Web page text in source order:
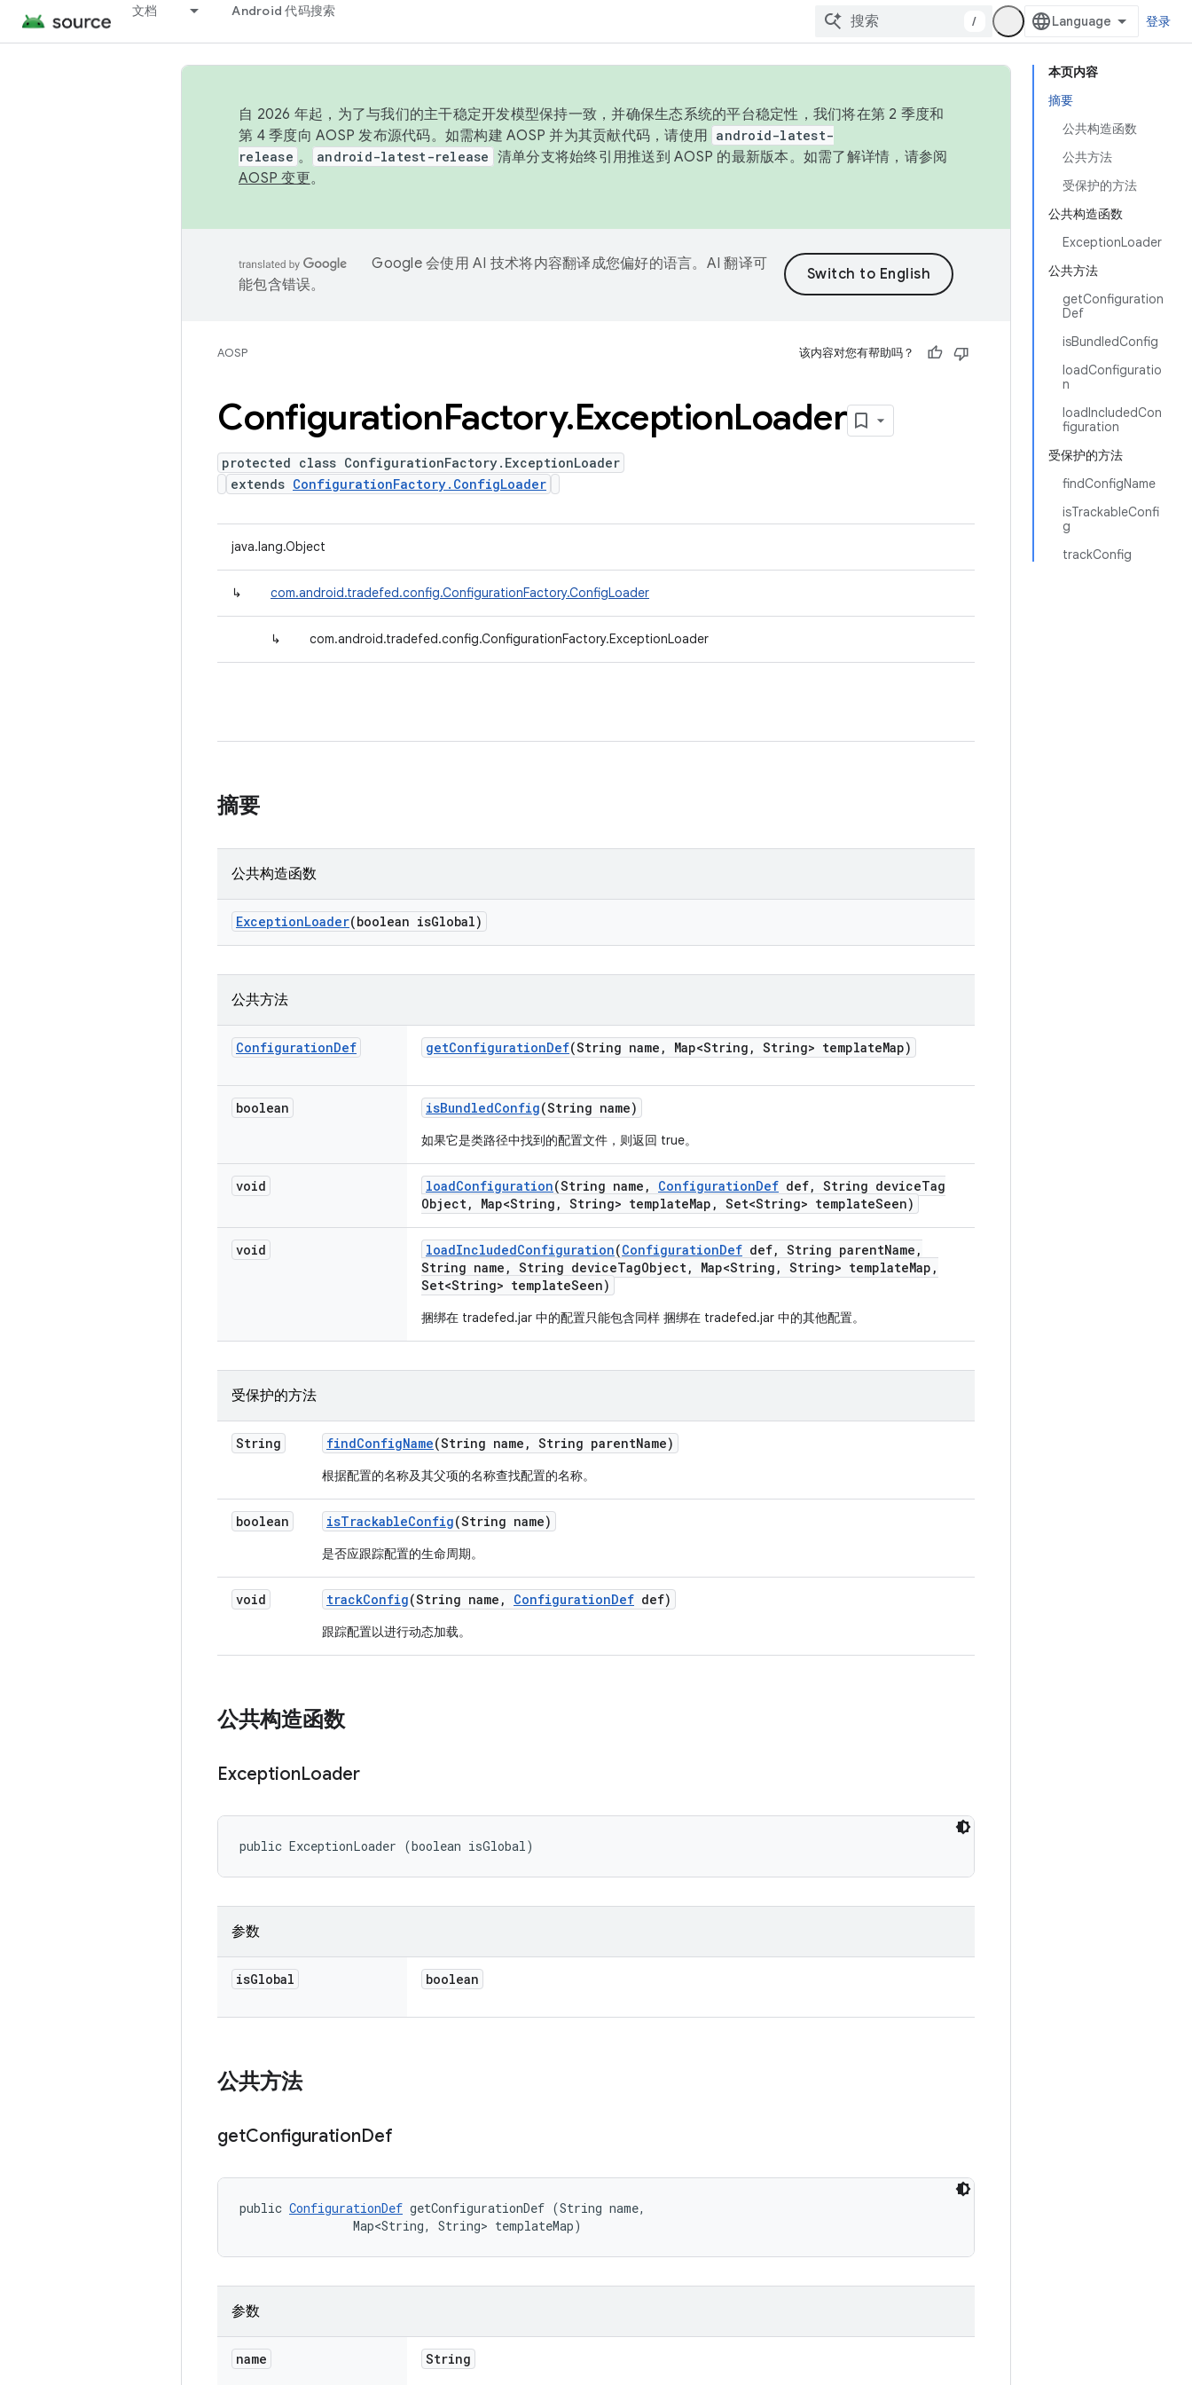
文档 Android 代码搜索
/ 登录
本页内容
摘要
公共构造函数
公共方法
受保护的方法
公共构造函数
ExceptionLoader
公共方法
getConfiguration
Def
isBundledConfig
loadConfiguratio
n
loadIncludedCon
figuration
受保护的方法
findConfigName
isTrackableConfi
g
trackConfig
自 2026 年起，为了与我们的主干稳定开发模型保持一致，并确保生态系统的平台稳定性，我们将在第 2 季度和
第 4 季度向 AOSP 发布源代码。如需构建 AOSP 并为其贡献代码，请使用 android-latest-
release 。 android-latest-release 清单分支将始终引用推送到 AOSP 的最新版本。如需了解详情，请参阅
AOSP 变更。
Google 会使用 AI 技术将内容翻译成您偏好的语言。AI 翻译可
能包含错误。
AOSP 该内容对您有帮助吗？
ConfigurationFactory.ExceptionLoader
protected class ConfigurationFactory.ExceptionLoader
extends ConfigurationFactory.ConfigLoader
java.lang.Object
↳ com.android.tradefed.config.ConfigurationFactory.ConfigLoader
↳ com.android.tradefed.config.ConfigurationFactory.ExceptionLoader
摘要
公共构造函数
ExceptionLoader(boolean isGlobal)
公共方法
ConfigurationDef getConfigurationDef(String name , Map<String , String> templateMap)
boolean isBundledConfig(String name)
如果它是类路径中找到的配置文件，则返回 true。
void loadConfiguration(String name , ConfigurationDef def, String deviceTag
Object, Map<String , String> templateMap , Set<String> templateSeen)
void loadIncludedConfiguration(ConfigurationDef def, String parentName ,
String name , String deviceTagObject, Map<String , String> templateMap ,
Set<String> templateSeen)
捆绑在 tradefed.jar 中的配置只能包含同样 捆绑在 tradefed.jar 中的其他配置。
受保护的方法
String findConfigName(String name , String parentName)
根据配置的名称及其父项的名称查找配置的名称。
boolean isTrackableConfig(String name)
是否应跟踪配置的生命周期。
void trackConfig(String name , ConfigurationDef def)
跟踪配置以进行动态加载。
公共构造函数
ExceptionLoader
public ExceptionLoader (boolean isGlobal)
参数
isGlobal boolean
公共方法
getConfigurationDef
public ConfigurationDef getConfigurationDef (String name,
                Map<String, String> templateMap)
参数
name String